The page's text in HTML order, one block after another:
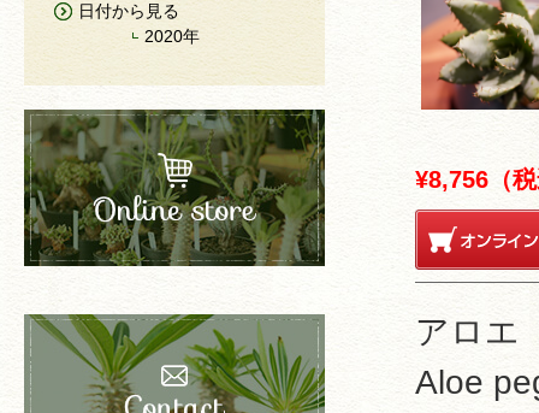
¥8,756（
アロ
Aloe
日付から見る
2020年